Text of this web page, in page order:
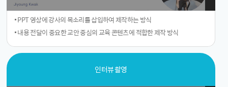
PPT 영상에 강사의 목소리를 삽입하여 제작하는 방식
내용 전달이 중요한 교안 중심의 교육 콘텐츠에 적합한 제작 방식
인터뷰 촬영